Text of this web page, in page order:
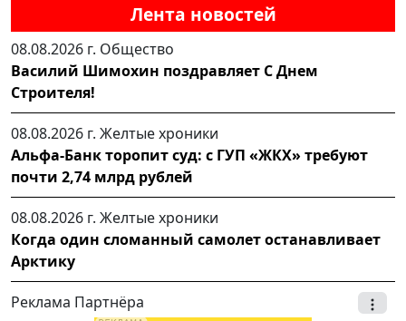
Лента новостей
08.08.2026 г. Общество
Василий Шимохин поздравляет С Днем
Строителя!
08.08.2026 г. Желтые хроники
Альфа-Банк торопит суд: с ГУП «ЖКХ» требуют
почти 2,74 млрд рублей
08.08.2026 г. Желтые хроники
Когда один сломанный самолет останавливает
Арктику
Реклама Партнёра